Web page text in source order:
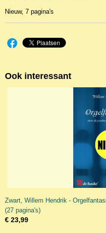
Nieuw, 7 pagina's
Ook interessant
Zwart, Willem Hendrik -
(27 pagina's)
€ 23,99